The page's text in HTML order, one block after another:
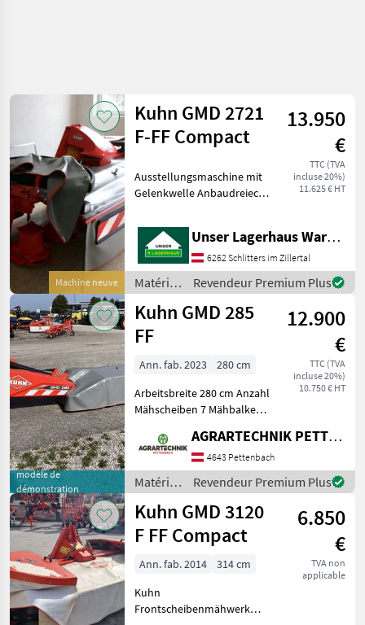
Machine neuve
Kuhn GMD 2721
F-FF Compact
13.950
€
TTC (TVA
incluse 20%)
11.625 € HT
Ausstellungsmaschine mit
Gelenkwelle Anbaudreieck
U/min rechts Matériels de
fenaison Faucheuses
Unser Lagerhaus Warenhandelsges.m.b.H.
6262 Schlitters im Zillertal
Matériels
de
fenaison
/ Kuhn
Revendeur Premium Plus
modèle de
démonstration
Kuhn GMD 285
FF
12.900
€
TTC (TVA
incluse 20%)
10.750 € HT
Ann. fab. 2023
280 cm
Arbeitsbreite 280 cm Anzahl
Mähscheiben 7 Mähbalken
mittels Federn
Anfahrsicherung
mechanisch Schwadbreite
200 cm Mähwinkel +35 bis
-2
AGRARTECHNIK PETTENBACH GMBH
4643 Pettenbach
Matériels
de
fenaison
/ Kuhn
Revendeur Premium Plus
Kuhn GMD 3120
F FF Compact
6.850
€
TVA non
applicable
Ann. fab. 2014
314 cm
Kuhn
Frontscheibenmähwerk